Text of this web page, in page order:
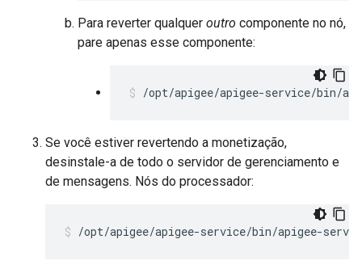
Para reverter qualquer outro componente no nó,
pare apenas esse componente:
/opt/apigee/apigee-service/bin/
Se você estiver revertendo a monetização,
desinstale-a de todo o servidor de gerenciamento e
de mensagens. Nós do processador:
/opt/apigee/apigee-service/bin/apigee-